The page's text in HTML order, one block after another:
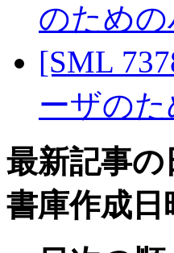
のための
[SML
ーザの
最新記事の
書庫作成日